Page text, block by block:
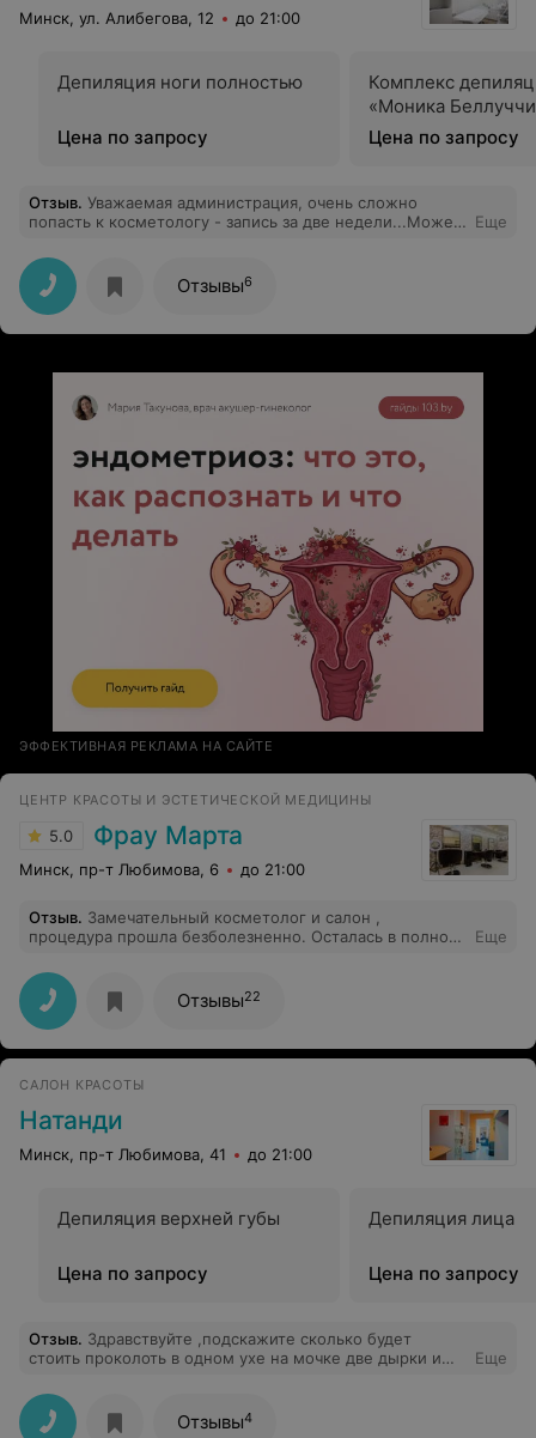
Минск, ул. Алибегова, 12 до 21:00
Депиляция ноги полностью
Цена по запросу
Комплекс
«Моника
Цена по запросу
Отзыв. Уважаемая администрация, очень сложно
попасть к косметологу - запись за две недели...Может,
Спасибо за понимание.
Еще
Отзывы6
ЭФФЕКТИВНАЯ РЕКЛАМА НА САЙТЕ
ЦЕНТР КРАСОТЫ И ЭСТЕТИЧЕСКОЙ МЕДИЦИНЫ
5.0 Фрау Марта
Минск, пр-т Любимова, 6 до 21:00
Отзыв. Замечательный косметолог и салон ,
процедура прошла безболезненно. Осталась в полном
Еще
Отзывы22
САЛОН КРАСОТЫ
Натанди
Минск, пр-т Любимова, 41 до 21:00
Депиляция верхней губы
Цена по запросу
Депиляция лица
Цена по запросу
Отзыв. Здравствуйте ,подскажите сколько будет
стоить проколоть в одном ухе на мочке две дырки и
Еще
Отзывы4